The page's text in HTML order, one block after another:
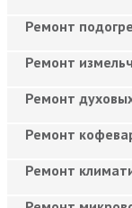
Ремонт
Ремонт
Ремонт
Ремонт
Ремонт